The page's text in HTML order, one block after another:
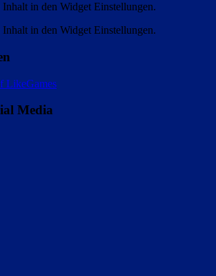
in den Widget Einstellungen.
in den Widget Einstellungen.
LikeGames
Media